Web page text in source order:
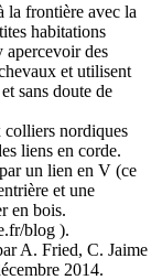
la frontière avec la
habitations
des
et utilisent
sans doute de
colliers nordiques
liens en corde.
un lien en V (ce
et une
en bois.
blog ).
A. Fried, C. Jaime
2014.